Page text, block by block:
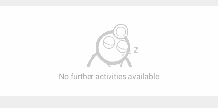
No further activities available